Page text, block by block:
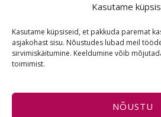
Kasutame
Kasutame küpsiseid, et pakkuda paremat
asjakohast sisu. Nõustudes lubad meil
sirvimiskäitumine. Keeldumine võib
toimimist.
NÕUSTU
KMKR
ET